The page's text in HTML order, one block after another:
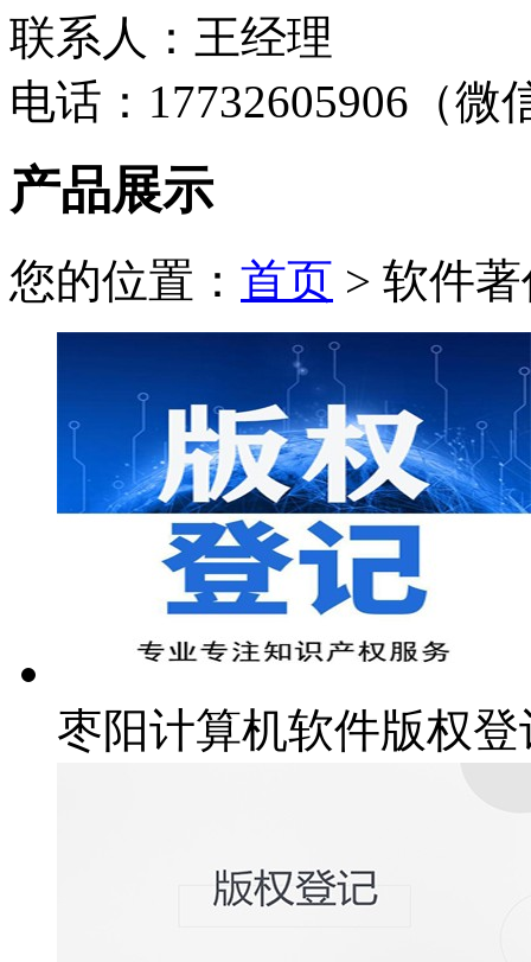
联系人：王经理
电话：17732605906（微
产品展示
您的位置： 首页 > 软件
枣阳计算机软件版权登